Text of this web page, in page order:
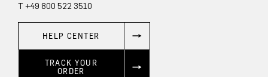
T +49 800 522 3510
HELP CENTER
TRACK YOUR
ORDER